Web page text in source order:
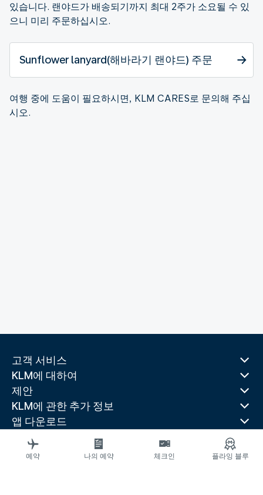
있습니다. 랜야드가 배송되기까지 최대 2주가 소요될 수 있
으니 미리 주문하십시오.
Sunflower lanyard(해바라기 랜야드) 주문
여행 중에 도움이 필요하시면, KLM CARES로 문의해 주십
시오.
고객 서비스
KLM에 대하여
제안
KLM에 관한 추가 정보
앱 다운로드
관련 웹 사이트
여행 가이드
예약 나의 예약 체크인 플라잉 블루